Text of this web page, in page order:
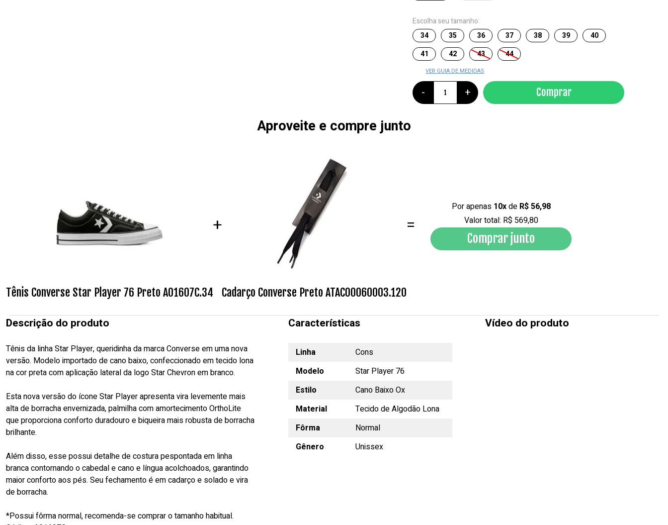
Escolha seu tamanho:
34
35 36 37 38 39
40
41
42 43 44
VER GUIA DE MEDIDAS
- + Comprar
Aproveite e compre junto
Tênis Converse Star Player 76 Preto A01607C.34
+
Cadarço Converse Preto ATAC00060003.120
=
Por apenas 10xde R$ 56,98
Valor total: R$ 569,80
Comprar junto
Descrição do produto
Tênis da linha Star Player, queridinha da marca Converse em uma nova
versão. Modelo importado de cano baixo, confeccionado em tecido lona
na cor preta com aplicação lateral da logo Star Chevron em branco.
Esta nova versão do ícone Star Player apresenta vira levemente mais
alta de borracha envernizada, palmilha com amortecimento OrthoLite
que proporciona conforto duradouro e biqueira mais robusta de borracha
brilhante.
Além disso, esse possui detalhe de costura pespontada em linha
branca contornando o cabedal e cano e língua acolchoados, garantindo
maior conforto aos pés. Seu fechamento é em cadarço e solado e vira
de borracha.
*Possui fôrma normal, recomenda-se comprar o tamanho habitual.
Características
Linha
Cons
Modelo
Star Player 76
Estilo
Cano Baixo Ox
Material
Tecido de Algodão Lona
Fôrma
Normal
Gênero
Unissex
Vídeo do produto